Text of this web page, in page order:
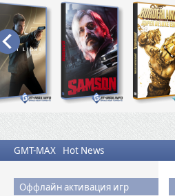
GMT-MAX Hot News
Оффлайн активация игр